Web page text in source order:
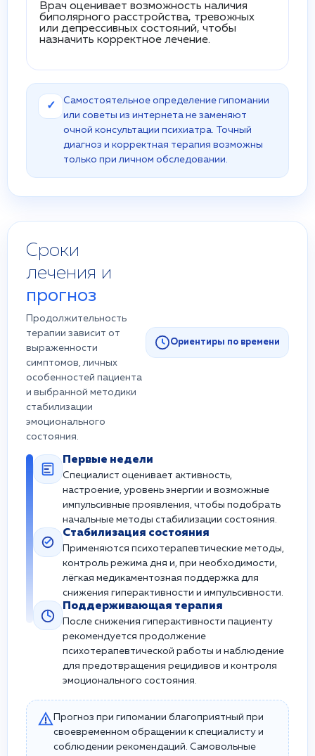
Врач оценивает возможность наличия
биполярного расстройства, тревожных
или депрессивных состояний, чтобы
назначить корректное лечение.
✓
Самостоятельное определение гипомании
или советы из интернета не заменяют
очной консультации психиатра. Точный
диагноз и корректная терапия возможны
только при личном обследовании.
Сроки
лечения и
прогноз
Продолжительность
терапии зависит от
выраженности
симптомов, личных
особенностей пациента
и выбранной методики
стабилизации
эмоционального
состояния.
Ориентиры по времени
Первые недели
Специалист оценивает активность,
настроение, уровень энергии и возможные
импульсивные проявления, чтобы подобрать
начальные методы стабилизации состояния.
Стабилизация состояния
Применяются психотерапевтические методы,
контроль режима дня и, при необходимости,
лёгкая медикаментозная поддержка для
снижения гиперактивности и импульсивности.
Поддерживающая терапия
После снижения гиперактивности пациенту
рекомендуется продолжение
психотерапевтической работы и наблюдение
для предотвращения рецидивов и контроля
эмоционального состояния.
Прогноз при гипомании благоприятный при
своевременном обращении к специалисту и
соблюдении рекомендаций. Самовольные